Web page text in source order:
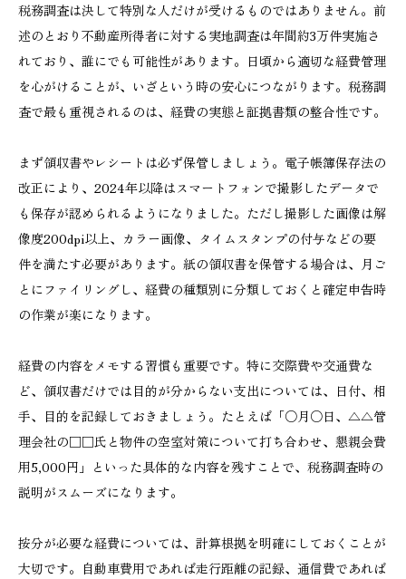
税務調査は決して特別な人だけが受けるものではありません。前
述のとおり不動産所得者に対する実地調査は年間約3万件実施さ
れており、誰にでも可能性があります。日頃から適切な経費管理
を心がけることが、いざという時の安心につながります。税務調
査で最も重視されるのは、経費の実態と証拠書類の整合性です。
まず領収書やレシートは必ず保管しましょう。電子帳簿保存法の
改正により、2024年以降はスマートフォンで撮影したデータで
も保存が認められるようになりました。ただし撮影した画像は解
像度200dpi以上、カラー画像、タイムスタンプの付与などの要
件を満たす必要があります。紙の領収書を保管する場合は、月ご
とにファイリングし、経費の種類別に分類しておくと確定申告時
の作業が楽になります。
経費の内容をメモする習慣も重要です。特に交際費や交通費な
ど、領収書だけでは目的が分からない支出については、日付、相
手、目的を記録しておきましょう。たとえば「○月○日、△△管
理会社の□□氏と物件の空室対策について打ち合わせ、懇親会費
用5,000円」といった具体的な内容を残すことで、税務調査時の
説明がスムーズになります。
按分が必要な経費については、計算根拠を明確にしておくことが
大切です。自動車費用であれば走行距離の記録、通信費であれば